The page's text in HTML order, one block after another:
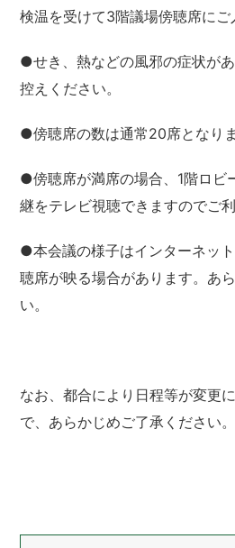
検温を受けて3階議場傍聴席にご
●せき、熱などの風邪の症状が
控えください。
●傍聴席の数は通常20席となりま
●傍聴席が満席の場合、1階ロビ
継をテレビ視聴できますのでご利
●本会議の様子はインターネッ
聴席が映る場合があります。あ
い。
なお、都合により日程等が変更
で、あらかじめご了承ください。